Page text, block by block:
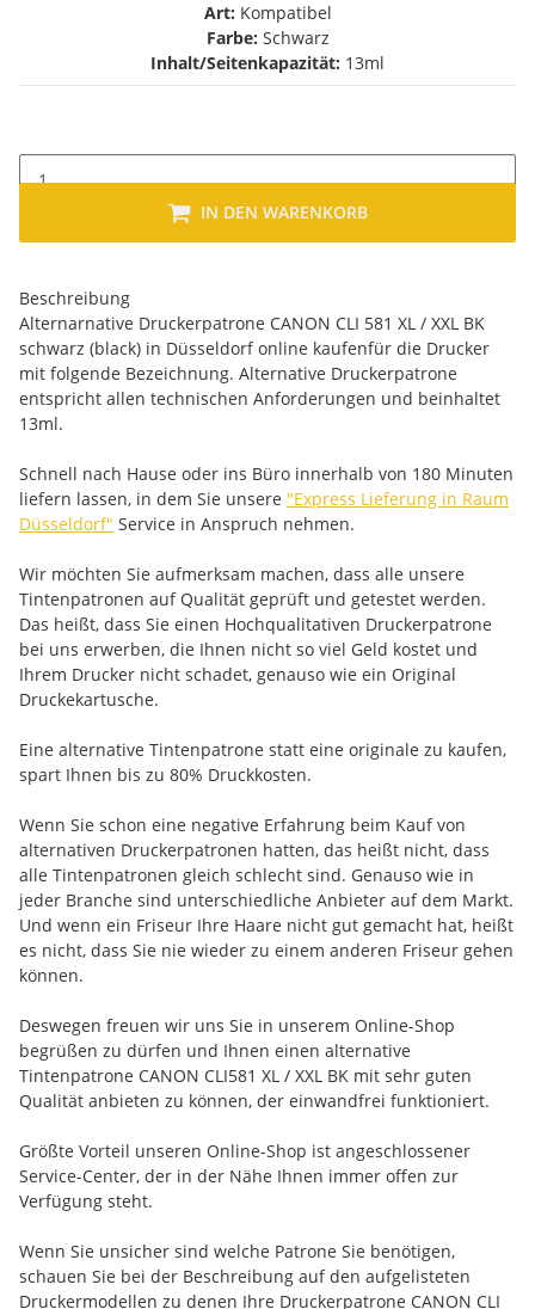
Art: Kompatibel
Farbe: Schwarz
Inhalt/Seitenkapazität: 13ml
IN DEN WARENKORB
Beschreibung
Alternarnative Druckerpatrone CANON CLI 581 XL / XXL BK
schwarz (black) in Düsseldorf online kaufenfür die Drucker
mit folgende Bezeichnung. Alternative Druckerpatrone
entspricht allen technischen Anforderungen und beinhaltet
13ml.
Schnell nach Hause oder ins Büro innerhalb von 180 Minuten
liefern lassen, in dem Sie unsere "Express Lieferung in Raum
Düsseldorf" Service in Anspruch nehmen.
Wir möchten Sie aufmerksam machen, dass alle unsere
Tintenpatronen auf Qualität geprüft und getestet werden.
Das heißt, dass Sie einen Hochqualitativen Druckerpatrone
bei uns erwerben, die Ihnen nicht so viel Geld kostet und
Ihrem Drucker nicht schadet, genauso wie ein Original
Druckekartusche.
Eine alternative Tintenpatrone statt eine originale zu kaufen,
spart Ihnen bis zu 80% Druckkosten.
Wenn Sie schon eine negative Erfahrung beim Kauf von
alternativen Druckerpatronen hatten, das heißt nicht, dass
alle Tintenpatronen gleich schlecht sind. Genauso wie in
jeder Branche sind unterschiedliche Anbieter auf dem Markt.
Und wenn ein Friseur Ihre Haare nicht gut gemacht hat, heißt
es nicht, dass Sie nie wieder zu einem anderen Friseur gehen
können.
Deswegen freuen wir uns Sie in unserem Online-Shop
begrüßen zu dürfen und Ihnen einen alternative
Tintenpatrone CANON CLI581 XL / XXL BK mit sehr guten
Qualität anbieten zu können, der einwandfrei funktioniert.
Größte Vorteil unseren Online-Shop ist angeschlossener
Service-Center, der in der Nähe Ihnen immer offen zur
Verfügung steht.
Wenn Sie unsicher sind welche Patrone Sie benötigen,
schauen Sie bei der Beschreibung auf den aufgelisteten
Druckermodellen zu denen Ihre Druckerpatrone CANON CLI